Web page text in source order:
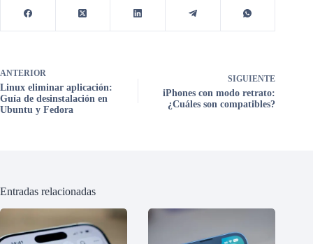
ANTERIOR
Linux eliminar aplicación:
Guía de desinstalación en
Ubuntu y Fedora
SIGUIENTE
iPhones con modo retrato:
¿Cuáles son compatibles?
Entradas relacionadas